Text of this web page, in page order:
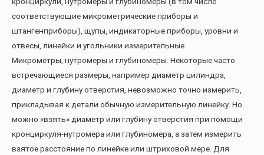
соответствующие микрометрические приборы и
штангенприборы), щупы, индикаторные приборы, уровни и
отвесы, линейки и угольники измерительные.
Микрометры, нутромеры и глубиномеры. Некоторые часто
встречающиеся размеры, например диаметр цилиндра,
диаметр и глубину отверстия, невозможно точно измерить,
прикладывая к детали обычную измерительную линейку. Но
можно «взять» диаметр или глубину отверстия при помощи
кронциркуля-нутромера или глубиномера, а затем измерить
взятое расстояние по линейке или штриховой мере. Для